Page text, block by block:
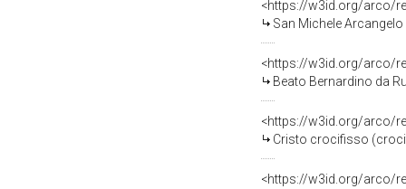
<https://w3id.org/arco/
San Michele
<https://w3id.org/arco/
Beato Bernardino da
<https://w3id.org/arco/
Cristo crocifisso
<https://w3id.org/arco/